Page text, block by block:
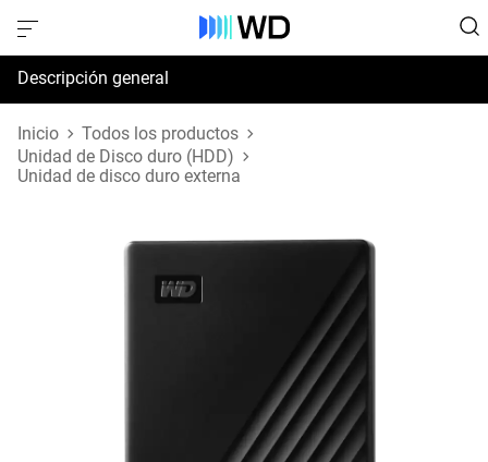
Descripción general
Especificaciones
Soporte y recursos
Inicio
Todos los productos
Unidad de Disco duro (HDD)
Unidad de disco duro externa